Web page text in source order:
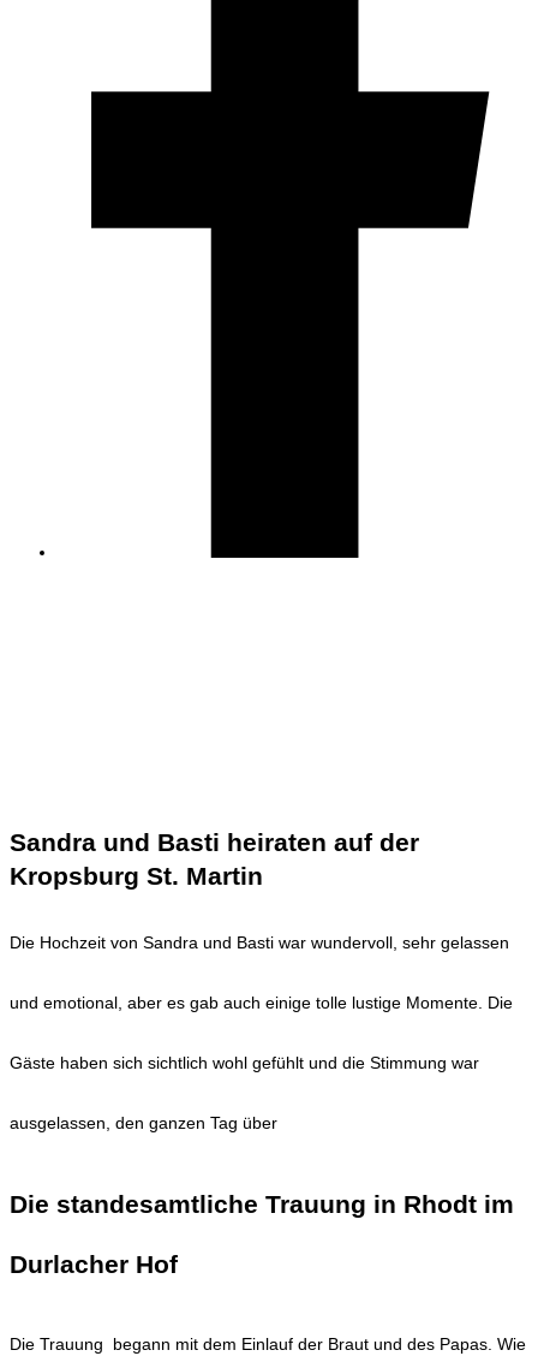
Sandra und Basti heiraten auf der
Kropsburg St. Martin
Die Hochzeit von Sandra und Basti war wundervoll, sehr gelassen
und emotional, aber es gab auch einige tolle lustige Momente. Die
Gäste haben sich sichtlich wohl gefühlt und die Stimmung war
ausgelassen, den ganzen Tag über
Die standesamtliche Trauung in Rhodt im
Durlacher Hof
Die Trauung begann mit dem Einlauf der Braut und des Papas. Wie